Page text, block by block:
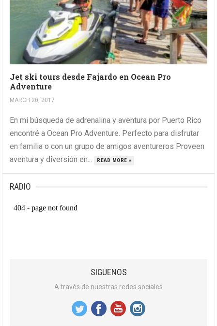
Jet ski tours desde Fajardo en Ocean Pro
Adventure
MARCH 20, 2017
En mi búsqueda de adrenalina y aventura por Puerto Rico
encontré a Ocean Pro Adventure. Perfecto para disfrutar
en familia o con un grupo de amigos aventureros Proveen
aventura y diversión en...
READ MORE »
RADIO
SIGUENOS
A través de nuestras redes sociales